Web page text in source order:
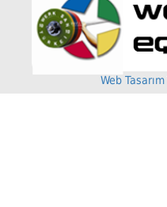
Web Tasarım